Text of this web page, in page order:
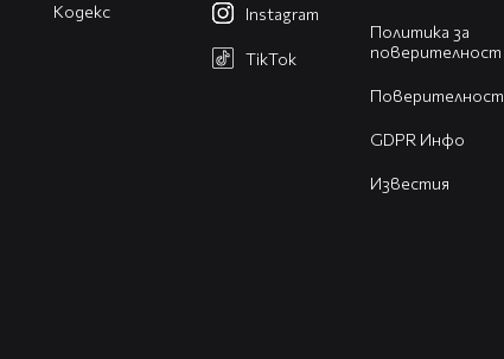
Кодекс
Политика за
поверителност
Поверителност
GDPR Инфо
Известия
Instagram
TikTok